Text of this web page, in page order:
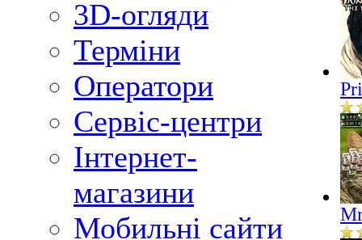
3D-огляди
Терміни
Оператори
Сервіс-центри
Інтернет-
магазини
Мобильні сайти